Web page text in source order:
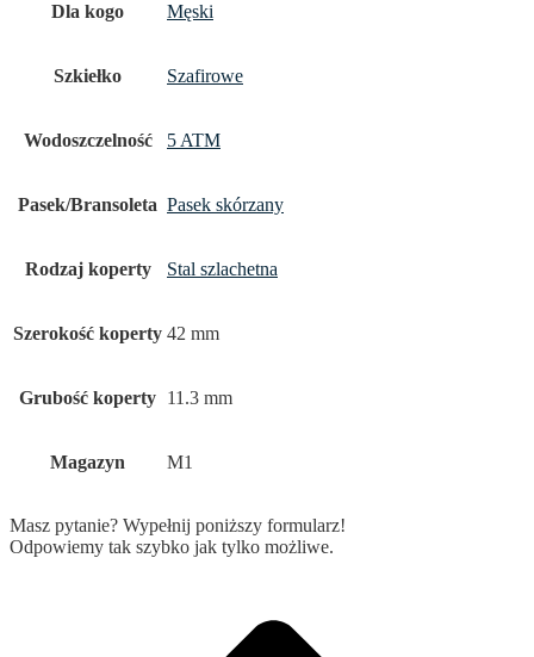
Dla kogo Męski
Szkiełko Szafirowe
Wodoszczelność 5 ATM
Pasek/Bransoleta Pasek skórzany
Rodzaj koperty Stal szlachetna
Szerokość koperty 42 mm
Grubość koperty 11.3 mm
Magazyn M1
Masz pytanie? Wypełnij poniższy formularz!
Odpowiemy tak szybko jak tylko możliwe.